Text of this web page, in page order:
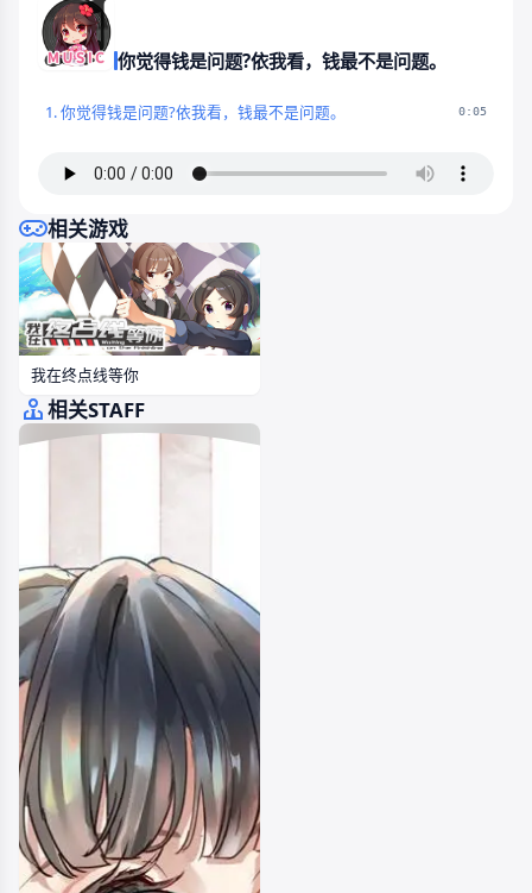
你觉得钱是问题?依我看，钱最不是问题。
1. 你觉得钱是问题?依我看，钱最不是问题。 0:05
相关游戏
我在终点线等你
相关STAFF